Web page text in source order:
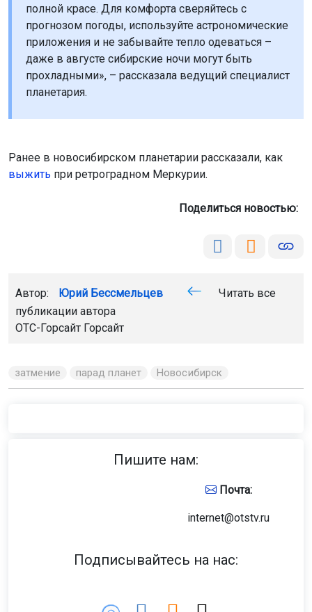
полной красе. Для комфорта сверяйтесь с
прогнозом погоды, используйте астрономические
приложения и не забывайте тепло одеваться –
даже в августе сибирские ночи могут быть
прохладными», – рассказала ведущий специалист
планетария.
Ранее в новосибирском планетарии рассказали, как
выжить при ретроградном Меркурии.
Поделиться новостью:
Автор: Юрий Бессмельцев
Читать все
публикации автора
ОТС-Горсайт Горсайт
затмение парад планет Новосибирск
Пишите нам:
Почта:
internet@otstv.ru
Подписывайтесь на нас: